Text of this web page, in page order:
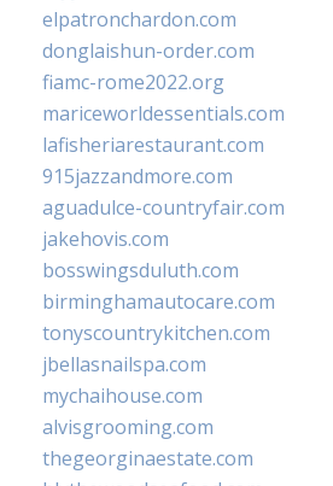
elpatronchardon.com
donglaishun-order.com
fiamc-rome2022.org
mariceworldessentials.com
lafisheriarestaurant.com
915jazzandmore.com
aguadulce-countryfair.com
jakehovis.com
bosswingsduluth.com
birminghamautocare.com
tonyscountrykitchen.com
jbellasnailspa.com
mychaihouse.com
alvisgrooming.com
thegeorginaestate.com